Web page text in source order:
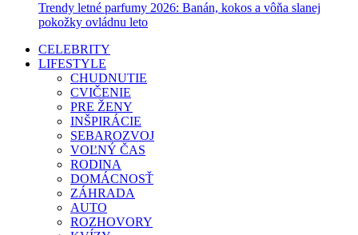
Trendy letné parfumy 2026: Banán, kokos a vôňa slanej
pokožky ovládnu leto
CELEBRITY
LIFESTYLE
CHUDNUTIE
CVIČENIE
PRE ŽENY
INŠPIRÁCIE
SEBAROZVOJ
VOĽNÝ ČAS
RODINA
DOMÁCNOSŤ
ZÁHRADA
AUTO
ROZHOVORY